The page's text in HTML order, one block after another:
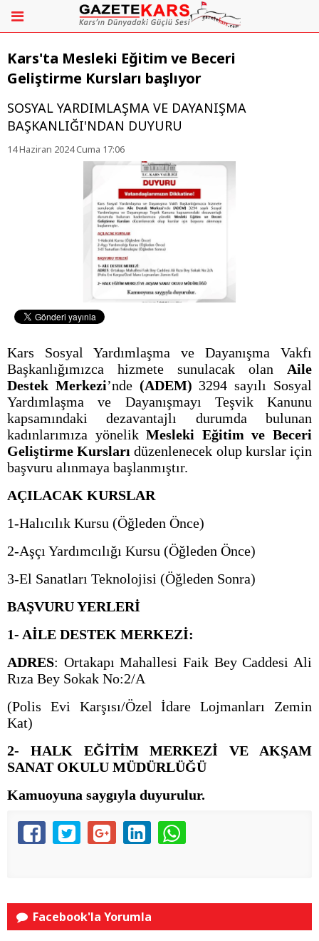
Kars'ta Mesleki Eğitim ve Beceri
Geliştirme Kursları başlıyor
SOSYAL YARDIMLAŞMA VE DAYANIŞMA
BAŞKANLIĞI'NDAN DUYURU
14 Haziran 2024 Cuma 17:06
Kars Sosyal Yardımlaşma ve Dayanışma Vakfı
Başkanlığımızca hizmete sunulacak olan Aile
Destek Merkezi’nde (ADEM) 3294 sayılı Sosyal
Yardımlaşma ve Dayanışmayı Teşvik Kanunu
kapsamındaki dezavantajlı durumda bulunan
kadınlarımıza yönelikMesleki Eğitim ve Beceri
Geliştirme Kursları düzenlenecek olup kurslar için
başvuru alınmaya başlanmıştır.
AÇILACAK KURSLAR
1-Halıcılık Kursu (Öğleden Önce)
2-Aşçı Yardımcılığı Kursu (Öğleden Önce)
3-El Sanatları Teknolojisi (Öğleden Sonra)
BAŞVURU YERLERİ
1- AİLE DESTEK MERKEZİ:
ADRES: Ortakapı Mahallesi Faik Bey Caddesi Ali
Rıza Bey Sokak No:2/A
(Polis Evi Karşısı/Özel İdare Lojmanları Zemin
Kat)
2- HALK EĞİTİM MERKEZİ VE AKŞAM
SANAT OKULU MÜDÜRLÜĞÜ
Kamuoyuna saygıyla duyurulur.
Facebook'la Yorumla